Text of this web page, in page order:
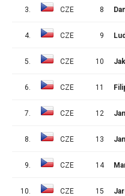
3. CZE 8
4. CZE 9
5. CZE 10
6. CZE 11
7. CZE 12
8. CZE 13
9. CZE 14
10. CZE 15